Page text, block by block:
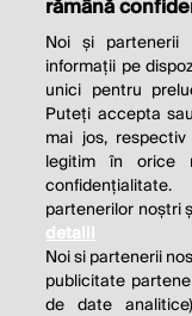
rămână
Noi și partenerii
informații pe
unici pentru
Puteți accepta
mai jos,
legitim în orice
partenerilor noștri
detalii
Noi si partenerii
publicitate
de date